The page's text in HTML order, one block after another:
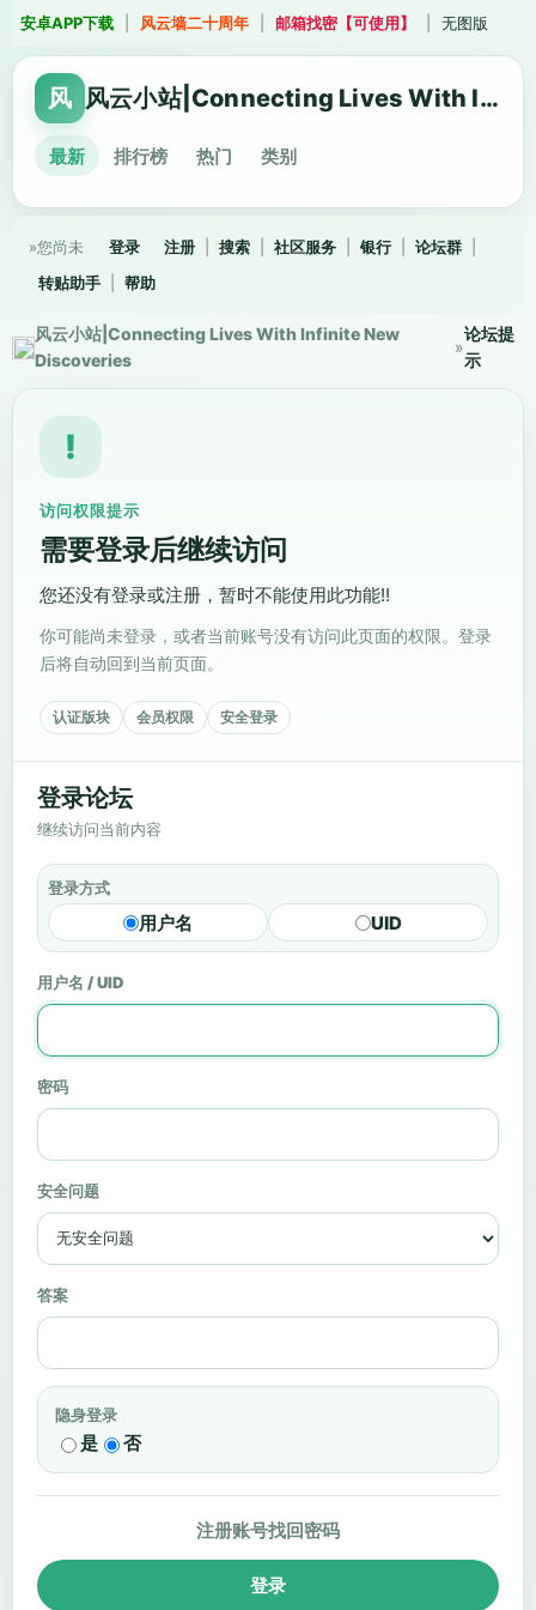
安卓APP下载 风云墙二十周年 邮箱找密【可使用】 无图版
风 风云小站|Connecting Lives With Infinite New Discoveries
最新 排行榜 热门 类别
»您尚未 登录 注册 搜索 社区服务 银行 论坛群
转贴助手
帮助
风云小站|Connecting Lives With Infinite New
Discoveries
»
论坛提
示
!
访问权限提示
需要登录后继续访问
您还没有登录或注册，暂时不能使用此功能!!
你可能尚未登录，或者当前账号没有访问此页面的权限。登录
后将自动回到当前页面。
认证版块 会员权限 安全登录
登录论坛
继续访问当前内容
登录方式
用户名 UID
用户名 / UID
密码
安全问题
答案
隐身登录
是 否
注册账号找回密码
登录